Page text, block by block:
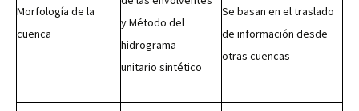
Morfología de la
cuenca
y Método del
hidrograma
unitario sintético
Se basan en el traslado
de información desde
otras cuencas